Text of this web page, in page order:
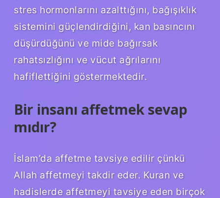
stres hormonlarını azalttığını, bağışıklık
sistemini güçlendirdiğini, kan basıncını
düşürdüğünü ve mide bağırsak
rahatsızlığını ve vücut ağrılarını
hafiflettiğini göstermektedir.
Bir insanı affetmek sevap
mıdır?
İslam’da affetme tavsiye edilir çünkü
Allah affetmeyi takdir eder. Kuran ve
hadislerde affetmeyi tavsiye eden birçok